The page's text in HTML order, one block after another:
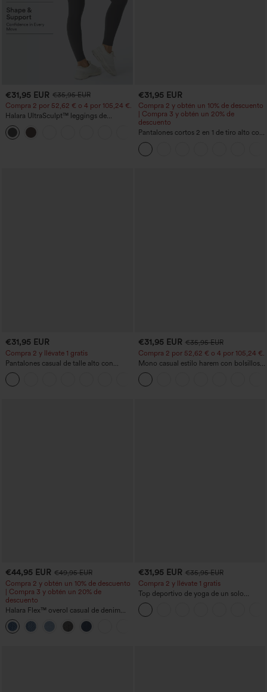
€31,95 EUR €35,95 EUR
Compra 2 por 52,62 € o 4 por 105,24 €.
Halara UltraSculpt™ leggings de
entrenamiento de cintura alta
moldeadores, con efecto levantamiento
de glúteos, control de abdomen y
+15
€31,95 EUR
Compra 2 y obtén un 10% de descuento
| Compra 3 y obtén un 20% de
descuento
Pantalones cortos 2 en 1 de tiro alto con
bolsillo interior y trasero
€31,95 EUR
Compra 2 y llévate 1 gratis
Pantalones casual de talle alto con
cordón, pernera ancha, en mezcla de
lino y con bolsillos
€31,95 EUR €35,95 EUR
Compra 2 por 52,62 € o 4 por 105,24 €.
Mono casual estilo harem con bolsillos y
escote en U - Edición Easy Peezy
€44,95 EUR €49,95 EUR
Compra 2 y obtén un 10% de descuento
| Compra 3 y obtén un 20% de
descuento
Halara Flex™ overol casual de denim
lavado con escote en V y bolsillos
€31,95 EUR €35,95 EUR
Compra 2 y llévate 1 gratis
Top deportivo de yoga de un solo
hombro, manga larga con agujero para
el pulgar, dobladillo curvo estilo high-
low (frente más corto, espalda más